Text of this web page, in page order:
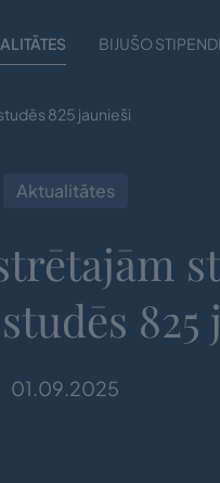
BIJUŠO
825 jaunieši
Aktualitātes
825
01.09.2025